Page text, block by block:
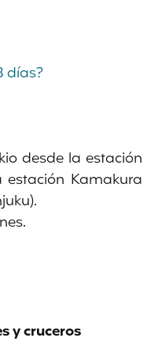
días?
desde la estación
Kamakura
y cruceros